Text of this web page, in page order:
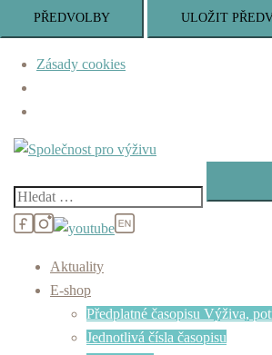
PŘEDVOLBY ULOŽIT
Zásady cookies
Skip
content
Vyhledávání
Aktuality
E-shop
Předplatné časopisu Výživa,
Jednotlivá čísla časopisu